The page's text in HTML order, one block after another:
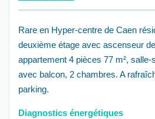
Rare en Hyper-centre de Caen
deuxième étage avec ascenseur
appartement 4 pièces 77 m², salle-
avec balcon, 2 chambres. A
parking.
Diagnostics énergétiques